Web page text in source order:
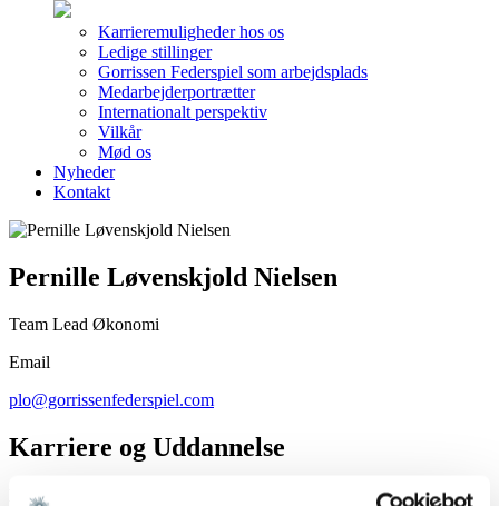
Karrieremuligheder hos os
Ledige stillinger
Gorrissen Federspiel som arbejdsplads
Medarbejderportrætter
Internationalt perspektiv
Vilkår
Mød os
Nyheder
Kontakt
Pernille Løvenskjold Nielsen
Team Lead Økonomi
Email
plo@gorrissenfederspiel.com
Karriere og Uddannelse
Karriere